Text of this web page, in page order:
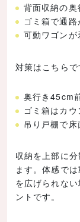
背面収納の奥
ゴミ箱で通
可動ワゴンが
対策はこちらで
奥行き45cm
ゴミ箱はカ
吊り戸棚で床
収納を上部に
ます。体感で
を広げられな
ントです。